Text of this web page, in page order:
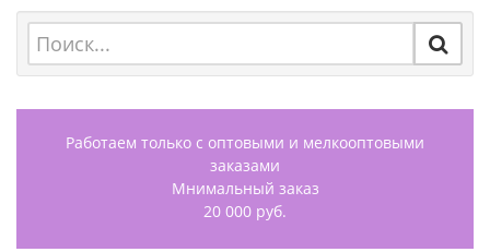
Работаем только с оптовыми и мелкооптовыми
заказами
Мнимальный заказ
20 000 руб.